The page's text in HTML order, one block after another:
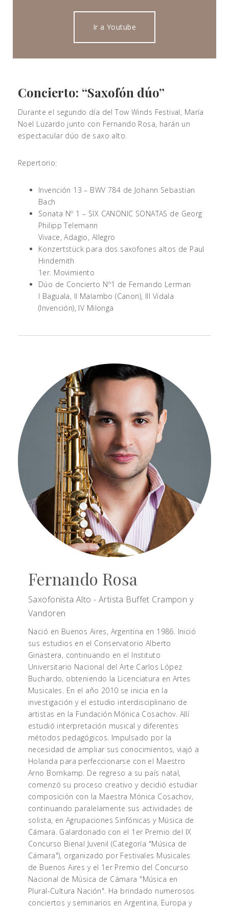
Ir a Youtube
Concierto: “Saxofón dúo”
Durante el segundo día del Tow Winds Festival, María
Noel Luzardo junto con Fernando Rosa, harán un
espectacular dúo de saxo alto.
Repertorio:
Invención 13 – BWV 784 de Johann Sebastian
Bach
Sonata Nº 1 – SIX CANONIC SONATAS de Georg
Philipp Telemann
Vivace, Adagio, Allegro
Konzertstück para dos saxofones altos de Paul
Hindemith
1er. Movimiento
Dúo de Concierto Nº1 de Fernando Lerman
I Baguala, II Malambo (Canon), III Vidala
(Invención), IV Milonga
Fernando Rosa
Saxofonista Alto - Artista Buffet Crampon y
Vandoren
Nació en Buenos Aires, Argentina en 1986. Inició
sus estudios en el Conservatorio Alberto
Ginastera, continuando en el Instituto
Universitario Nacional del Arte Carlos López
Buchardo, obteniendo la Licenciatura en Artes
Musicales. En el año 2010 se inicia en la
investigación y el estudio interdisciplinario de
artistas en la Fundación Mónica Cosachov. Allí
estudió interpretación musical y diferentes
métodos pedagógicos. Impulsado por la
necesidad de ampliar sus conocimientos, viajó a
Holanda para perfeccionarse con el Maestro
Arno Bornkamp. De regreso a su país natal,
comenzó su proceso creativo y decidió estudiar
composición con la Maestra Mónica Cosachov,
continuando paralelamente sus actividades de
solista, en Agrupaciones Sinfónicas y Música de
Cámara. Galardonado con el 1er Premio del IX
Concurso Bienal Juvenil (Categoría "Música de
Cámara"), organizado por Festivales Musicales
de Buenos Aires y el 1er Premio del Concurso
Nacional de Música de Cámara "Música en
Plural-Cultura Nación". Ha brindado numerosos
conciertos y seminarios en Argentina, Europa y